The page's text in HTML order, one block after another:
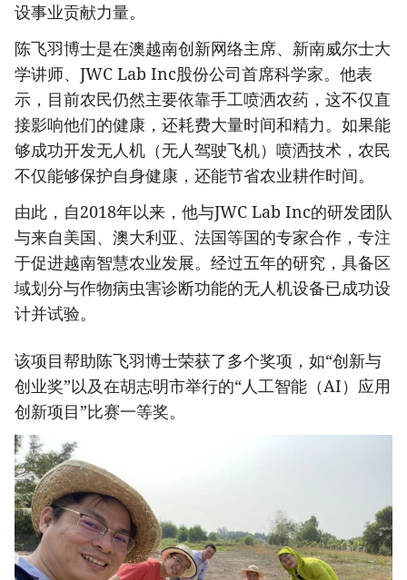
设事业贡献力量。
陈飞羽博士是在澳越南创新网络主席、新南威尔士大
学讲师、JWC Lab Inc股份公司首席科学家。他表
示，目前农民仍然主要依靠手工喷洒农药，这不仅直
接影响他们的健康，还耗费大量时间和精力。如果能
够成功开发无人机（无人驾驶飞机）喷洒技术，农民
不仅能够保护自身健康，还能节省农业耕作时间。
由此，自2018年以来，他与JWC Lab Inc的研发团队
与来自美国、澳大利亚、法国等国的专家合作，专注
于促进越南智慧农业发展。经过五年的研究，具备区
域划分与作物病虫害诊断功能的无人机设备已成功设
计并试验。
该项目帮助陈飞羽博士荣获了多个奖项，如“创新与
创业奖”以及在胡志明市举行的“人工智能（AI）应用
创新项目”比赛一等奖。